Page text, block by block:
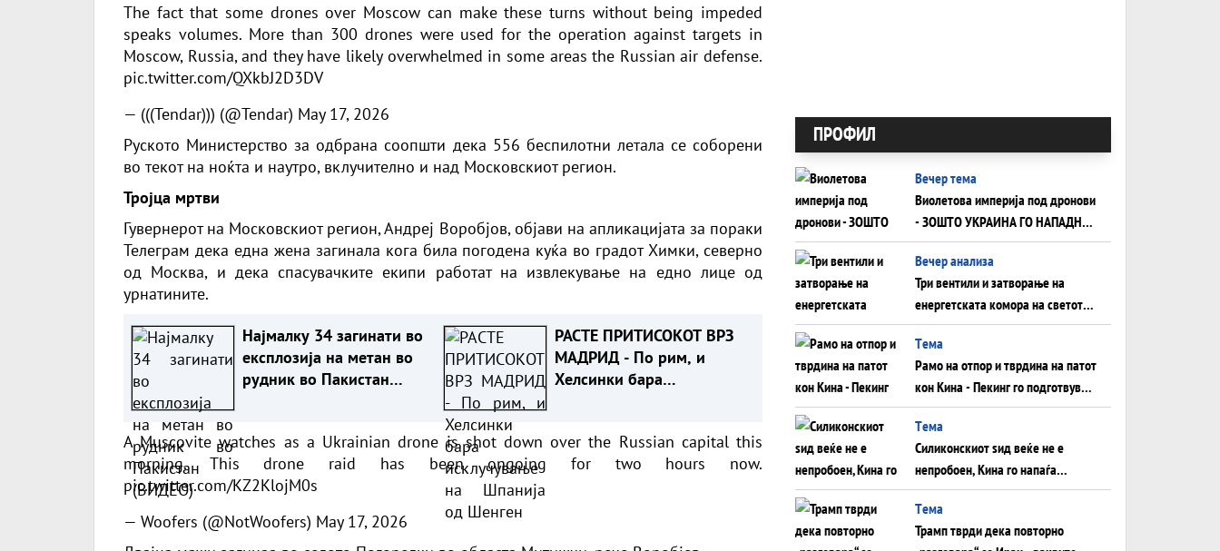
The fact that some drones over Moscow can make these turns without being impeded
speaks volumes. More than 300 drones were used for the operation against targets in
Moscow, Russia, and they have likely overwhelmed in some areas the Russian air defense.
pic.twitter.com/QXkbJ2D3DV
— (((Tendar))) (@Tendar) May 17, 2026
Руското Министерство за одбрана соопшти дека 556 беспилотни летала се соборени
во текот на ноќта и наутро, вклучително и над Московскиот регион.
Тројца мртви
Гувернерот на Московскиот регион, Андреј Воробјов, објави на апликацијата за пораки
Телеграм дека една жена загинала кога била погодена куќа во градот Химки, северно
од Москва, и дека спасувачките екипи работат на извлекување на едно лице од
урнатините.
Најмалку 34 загинати во
експлозија на метан во
рудник во Пакистан
РАСТЕ ПРИТИСОКОТ ВРЗ
МАДРИД - По рим, и
Хелсинки бара
A Muscovite watches as a Ukrainian drone is shot down over the Russian capital this
morning. This drone raid has been ongoing for two hours now.
pic.twitter.com/KZ2KlojM0s
— Woofers (@NotWoofers) May 17, 2026
ПРОФИЛ
Вечер тема
Виолетова империја под дронови
- ЗОШТО УКРАИНА ГО НАПАДНА
РУСКИОТ WILDBERRIES
Вечер анализа
Три вентили и затворање на
енергетската комора на светот:
Нападот во Суец најавува
глобален енергетски инфаркт?
Tема
Рамо на отпор и тврдина на патот
кон Кина - Пекинг го подготвува
Иран за американска копнена
инвазија
Tема
Силиконскиот ѕид веќе не е
непробоен, Кина го напаѓа
последниот голем монопол на
Западот?
Tема
Трамп тврди дека повторно